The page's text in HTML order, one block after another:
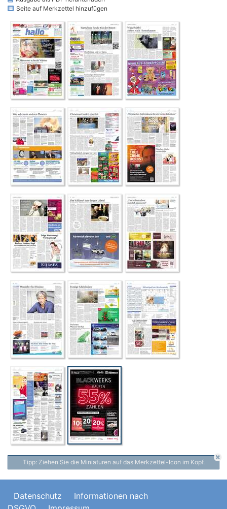
Seite auf Merkzettel hinzufügen
Tipp: Ziehen Sie die Miniaturen auf das Merkzettel-Icon im Kopf.
Datenschutz
Informationen nach